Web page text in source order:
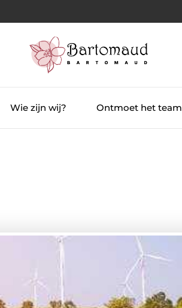
Wie zijn wij? Ontmoet het team